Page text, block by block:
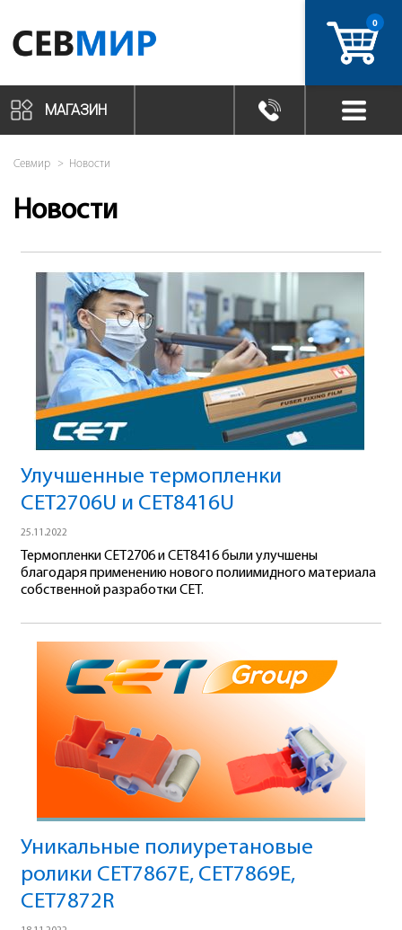
0
МАГАЗИН
Севмир Новости
Новости
Улучшенные термопленки
CET2706U и CET8416U
25.11.2022
Термопленки CET2706 и CET8416 были улучшены
благодаря применению нового полиимидного материала
собственной разработки CET.
Уникальные полиуретановые
ролики CET7867E, CET7869E,
CET7872R